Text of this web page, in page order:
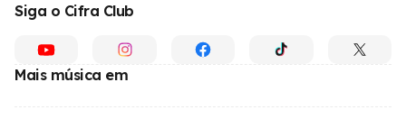
Siga o Cifra Club
Mais música em